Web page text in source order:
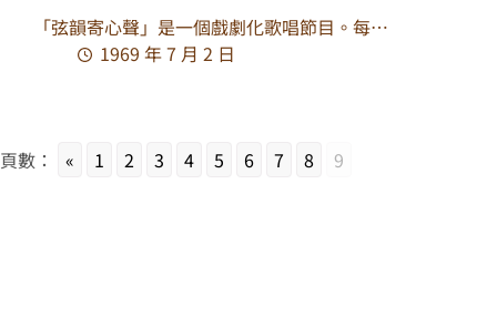
「弦韻寄心聲」是一個戲劇化歌唱節目。每…
1969 年 7 月 2 日
頁數： « 1 2 3 4 5 6 7 8 9